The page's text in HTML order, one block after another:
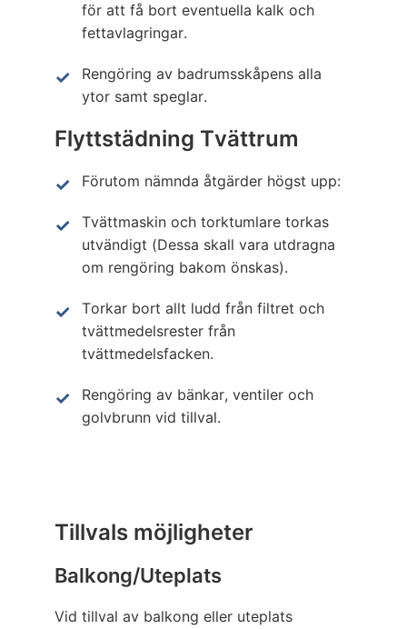
för att få bort eventuella kalk och
fettavlagringar.
Rengöring av badrumsskåpens alla
ytor samt speglar.
Flyttstädning Tvättrum
Förutom nämnda åtgärder högst upp:
Tvättmaskin och torktumlare torkas
utvändigt (Dessa skall vara utdragna
om rengöring bakom önskas).
Torkar bort allt ludd från filtret och
tvättmedelsrester från
tvättmedelsfacken.
Rengöring av bänkar, ventiler och
golvbrunn vid tillval.
Tillvals möjligheter
Balkong/Uteplats
Vid tillval av balkong eller uteplats